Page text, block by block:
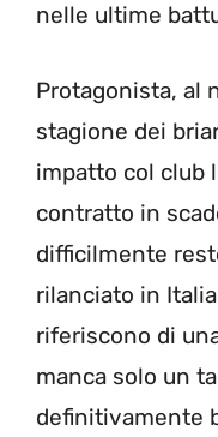
nelle ultime
Protagonista, al
stagione dei
impatto col club
contratto in
difficilmente
rilanciato in
riferiscono di
manca solo un
definitivamente